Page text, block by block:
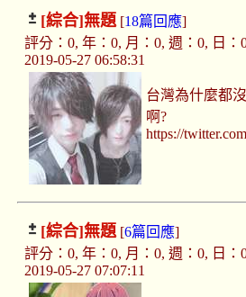
[綜合]無題[18篇回應]
評分：0, 年：0, 月：0, 週：0, 日：
2019-05-27 06:58:31
台灣為什麼都
啊?
https://
[綜合]無題[6篇回應]
評分：0, 年：0, 月：0, 週：0, 日：
2019-05-27 07:07:11